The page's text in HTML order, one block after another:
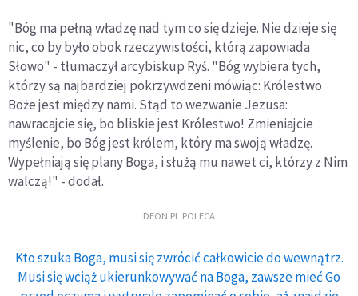
"Bóg ma pełną władzę nad tym co się dzieje. Nie dzieje się
nic, co by było obok rzeczywistości, którą zapowiada
Słowo" - tłumaczył arcybiskup Ryś. "Bóg wybiera tych,
którzy są najbardziej pokrzywdzeni mówiąc: Królestwo
Boże jest między nami. Stąd to wezwanie Jezusa:
nawracajcie się, bo bliskie jest Królestwo! Zmieniajcie
myślenie, bo Bóg jest królem, który ma swoją władzę.
Wypełniają się plany Boga, i służą mu nawet ci, którzy z Nim
walczą!" - dodał.
DEON.PL POLECA
Kto szuka Boga, musi się zwrócić całkowicie do wewnątrz.
Musi się wciąż ukierunkowywać na Boga, zawsze mieć Go